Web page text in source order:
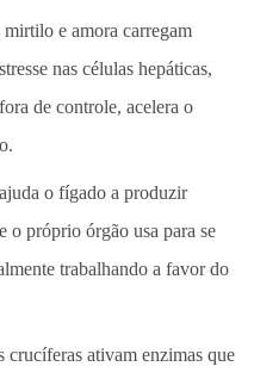
e amora carregam
nas células hepáticas,
de controle, acelera o
o fígado a produzir
o próprio órgão usa para se
trabalhando a favor do
crucíferas ativam enzimas que